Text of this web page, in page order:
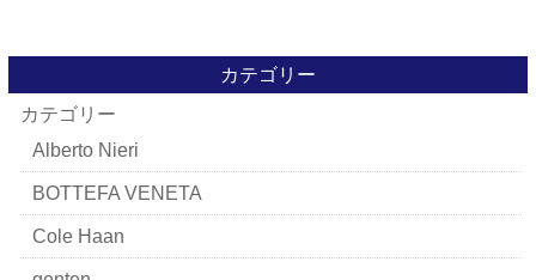
カテゴリー
カテゴリー
Alberto Nieri
BOTTEFA VENETA
Cole Haan